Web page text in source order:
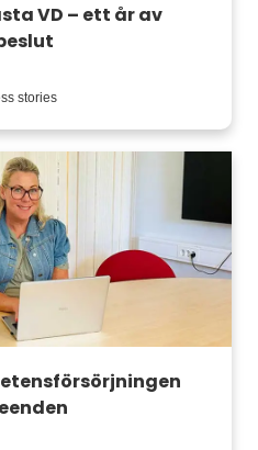
VD – ett år av
stories